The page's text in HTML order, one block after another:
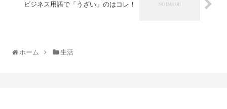
ビジネス用語で「うざい」のはコレ！
ホーム 生活